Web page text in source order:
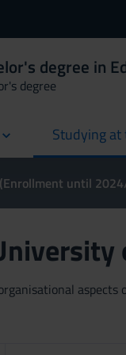
degree in
degree
Studying
until